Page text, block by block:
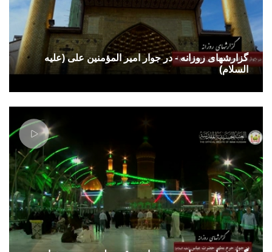
گزارشهای روزانه - در جوار امیر المؤمنین علی (علیه
السلام)